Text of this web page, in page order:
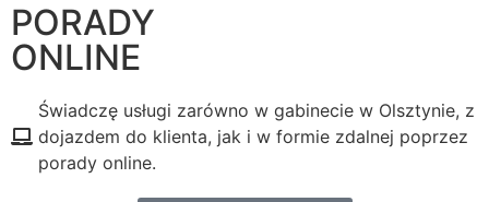
PORADY
ONLINE
Świadczę usługi zarówno w gabinecie w Olsztynie, z
dojazdem do klienta, jak i w formie zdalnej poprzez
porady online.